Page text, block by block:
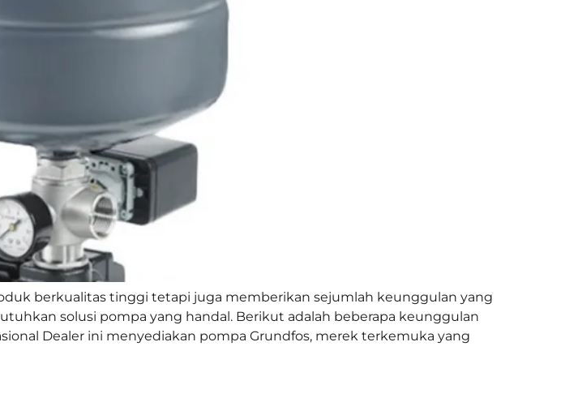
berkualitas tinggi tetapi juga memberikan sejumlah keunggulan yang
solusi pompa yang handal. Berikut adalah beberapa keunggulan
Dealer ini menyediakan pompa Grundfos, merek terkemuka yang